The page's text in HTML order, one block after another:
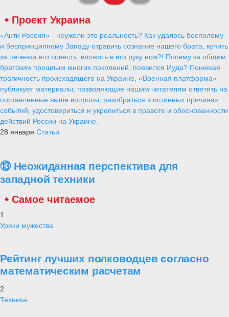
Проект Украина
«Анти Россия» - неужели это реальность? Как удалось бесполому
и беспринципному Западу отравить сознание нашего брата, купить
за печенки его совесть, вложить в его руку нож?! Посему за общим
братским прошлым многих поколений, появился Иуда? Понимая
трагичность происходящего на Украине, «Военная платформа»
публикует материалы, позволяющие нашим читателям ответить на
поставленные выше вопросы, разобраться в истинных причинах
событий, удостовериться и укрепиться в правоте и обоснованности
действий России на Украине.
28 января Статьи
⑬ Неожиданная перспектива для
западной техники
Самое читаемое
1
Уроки мужества
Рейтинг лучших полководцев согласно
математическим расчетам
2
Техника